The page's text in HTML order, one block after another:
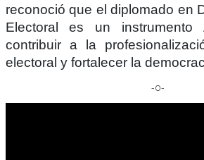
reconoció que el diplomado en
Electoral es un instrumento
contribuir a la
electoral y fortalecer la
-o-